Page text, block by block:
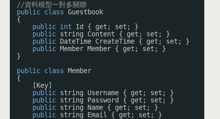
//資料模型一對多關聯
public class Guestbook
{
public int
Id { get; set; }
public string Content { get; set; }
public DateTime CreateTime { get; set; }
public Member Member { get; set; }
}
public class Member
{
[Key]
public string Username { get; set; }
public string Password { get; set; }
public string Name { get; set; }
public string Email { get; set; }